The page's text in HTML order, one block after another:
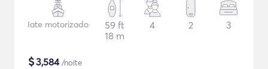
Iate motorizado
59 ft
18 m
4 2 3
$3,584/noite